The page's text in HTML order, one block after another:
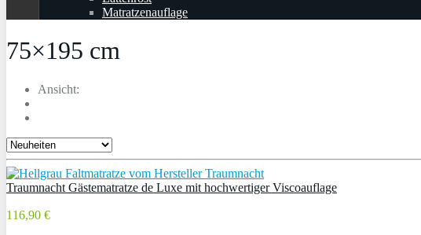
Matratzenauflage
75×195 cm
Ansicht:
Traumnacht Gästematratze de Luxe mit hochwertiger Viscoauflage
116,90 €